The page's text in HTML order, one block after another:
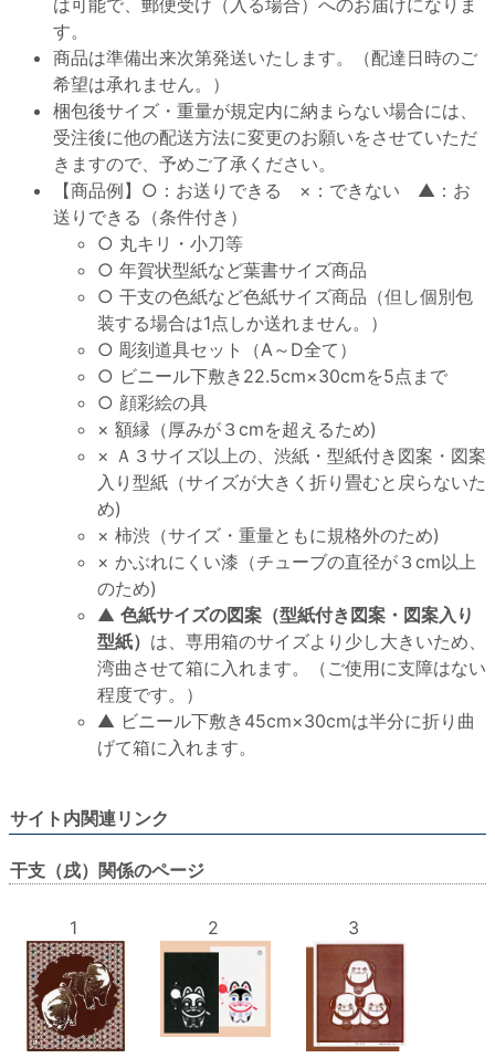
す。
商品は準備出来次第発送いたします。（配達日時のご
希望は承れません。）
梱包後サイズ・重量が規定内に納まらない場合には、
受注後に他の配送方法に変更のお願いをさせていただ
きますので、予めご了承ください。
【商品例】○：お送りできる ×：できない ▲：お
送りできる（条件付き）
○ 丸キリ・小刀等
○ 年賀状型紙など葉書サイズ商品
○ 干支の色紙など色紙サイズ商品（但し個別包
装する場合は1点しか送れません。）
○ 彫刻道具セット（A～D全て）
○ ビニール下敷き22.5cm×30cmを5点まで
○ 顔彩絵の具
× 額縁（厚みが３cmを超えるため)
× Ａ３サイズ以上の、渋紙・型紙付き図案・図案
入り型紙（サイズが大きく折り畳むと戻らないた
め)
× 柿渋（サイズ・重量ともに規格外のため)
× かぶれにくい漆（チューブの直径が３cm以上
のため)
▲ 色紙サイズの図案（型紙付き図案・図案入り
型紙） は、専用箱のサイズより少し大きいため、
湾曲させて箱に入れます。（ご使用に支障はない
程度です。）
▲ ビニール下敷き45cm×30cmは半分に折り曲
げて箱に入れます。
サイト内関連リンク
干支（戌）関係のページ
1 2 3